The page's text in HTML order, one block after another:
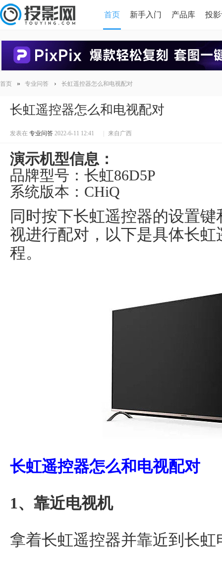
首页 新手入门 产品库 投
首页 » 专业问答 › 长虹遥控器怎么和电视配对
长虹遥控器怎么和电视配对
发表在 专业问答 2022-6-11 12:41 来自广西
演示机型信息：
品牌型号：长虹86D5P
系统版本：CHiQ
同时按下长虹遥控器的设置
视进行配对，以下是具体长
程。
长虹遥控器怎么和电视配对
1、靠近电视机
拿着长虹遥控器并靠近到长虹